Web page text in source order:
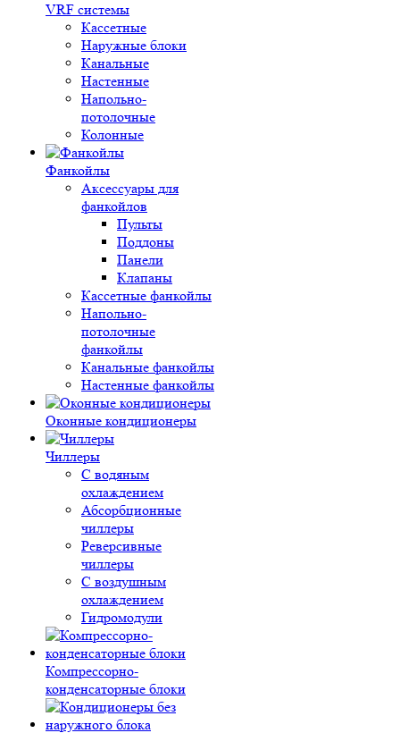
VRF системы
Кассетные
Наружные блоки
Канальные
Настенные
Напольно-
потолочные
Колонные
Фанкойлы
Аксессуары для
фанкойлов
Пульты
Поддоны
Панели
Клапаны
Кассетные фанкойлы
Напольно-
потолочные
фанкойлы
Канальные фанкойлы
Настенные фанкойлы
Оконные кондиционеры
Чиллеры
С водяным
охлаждением
Абсорбционные
чиллеры
Реверсивные
чиллеры
С воздушным
охлаждением
Гидромодули
Компрессорно-
конденсаторные блоки